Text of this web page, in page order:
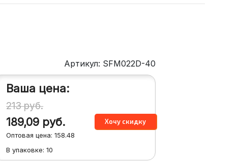
Артикул: SFM022D-40
Ваша цена:
213руб.
189,09 руб.
Оптовая цена:158.48
В упаковке:10